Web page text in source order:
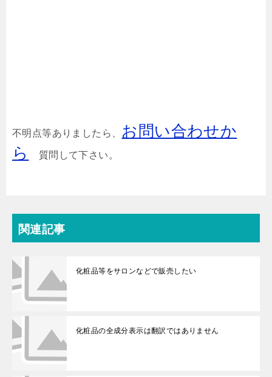
不明点等ありましたら、 お問い合わせか
ら
質問して下さい。
関連記事
化粧品等をサロンなどで販売したい
化粧品の全成分表示は翻訳ではありません